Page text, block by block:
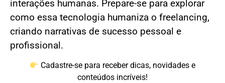
interações humanas. Prepare-se para explorar
como essa tecnologia humaniza o freelancing,
criando narrativas de sucesso pessoal e
profissional.
Cadastre-se para receber dicas, novidades e
conteúdos incríveis!